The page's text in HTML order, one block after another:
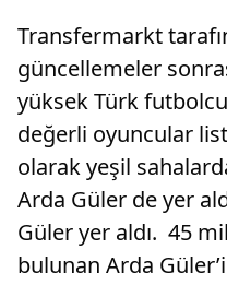
Transfermarkt
güncellemeler
yüksek Türk
değerli oyuncular
olarak yeşil
Arda Güler de yer
Güler yer aldı. 45
bulunan Arda